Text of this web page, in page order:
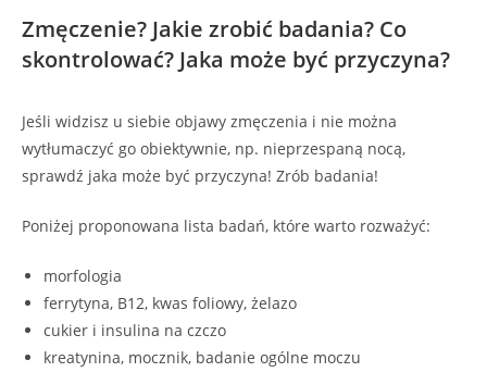
Zmęczenie? Jakie zrobić badania? Co
skontrolować? Jaka może być przyczyna?
Jeśli widzisz u siebie objawy zmęczenia i nie można
wytłumaczyć go obiektywnie, np. nieprzespaną nocą,
sprawdź jaka może być przyczyna! Zrób badania!
Poniżej proponowana lista badań, które warto rozważyć:
morfologia
ferrytyna, B12, kwas foliowy, żelazo
cukier i insulina na czczo
kreatynina, mocznik, badanie ogólne moczu